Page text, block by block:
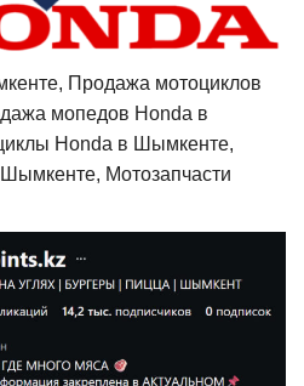
Продажа мотоциклов
мопедов Honda в
Honda в Шымкенте,
Мотозапчасти